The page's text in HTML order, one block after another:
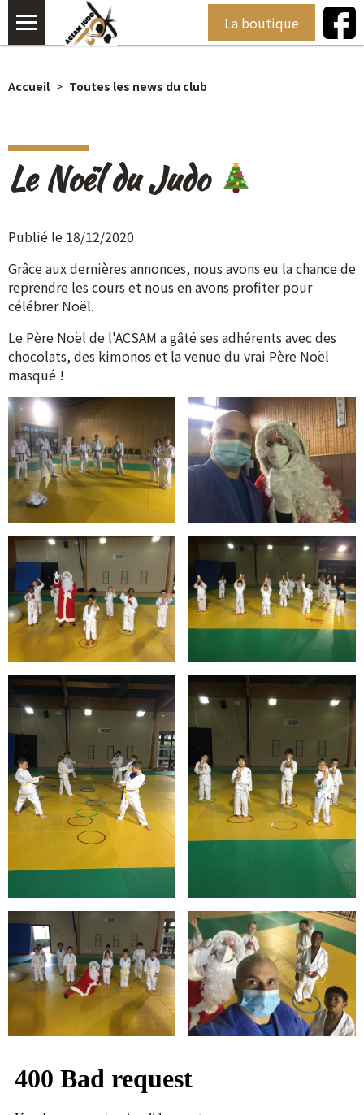
La boutique
Accueil Toutes les news du club
Le Noël du Judo
Publié le 18/12/2020
Grâce aux dernières annonces, nous avons eu la chance de
reprendre les cours et nous en avons profiter pour
célébrer Noël.
Le Père Noël de l'ACSAM a gâté ses adhérents avec des
chocolats, des kimonos et la venue du vrai Père Noël
masqué !